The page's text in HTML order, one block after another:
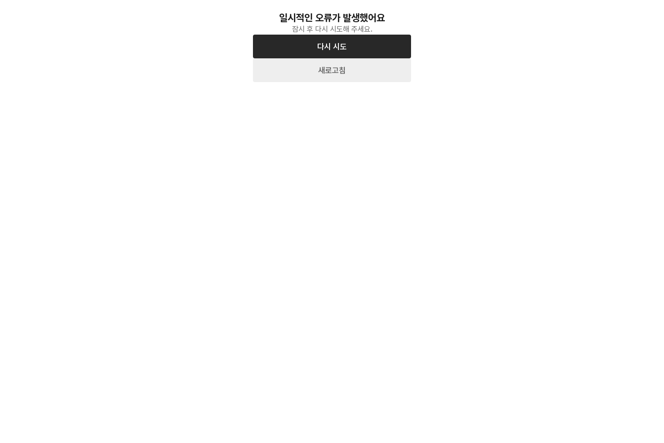
일시적인 오류가 발생했어요
잠시 후 다시 시도해 주세요.
다시 시도
새로고침